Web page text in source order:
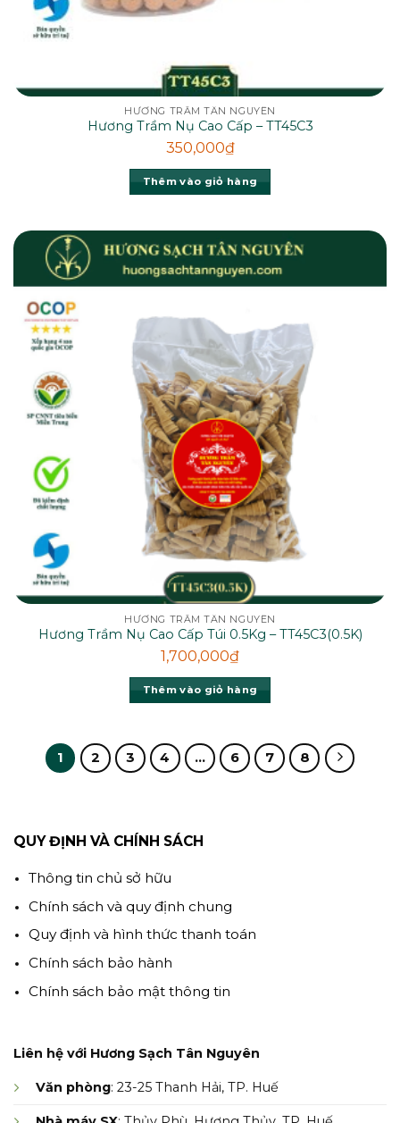
HƯƠNG TRẦM TÂN NGUYÊN
Hương Trầm Nụ Cao Cấp – TT45C3
350,000₫
Thêm vào giỏ hàng
HƯƠNG TRẦM TÂN NGUYÊN
Hương Trầm Nụ Cao Cấp Túi 0.5Kg – TT45C3(0.5K)
1,700,000₫
Thêm vào giỏ hàng
1 2 3 4 … 6 7 8
QUY ĐỊNH VÀ CHÍNH SÁCH
Thông tin chủ sở hữu
Chính sách và quy định chung
Quy định và hình thức thanh toán
Chính sách bảo hành
Chính sách bảo mật thông tin
Liên hệ với Hương Sạch Tân Nguyên
Văn phòng: 23-25 Thanh Hải, TP. Huế